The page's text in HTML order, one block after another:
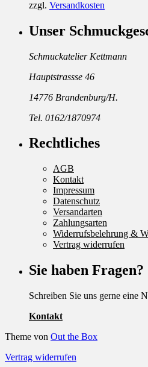
zzgl. Versandkosten
Unser
Schmuckatelier Kettmann
Hauptstrassse 46
14776 Brandenburg/H.
Tel. 0162/1870974
Rechtliches
AGB
Kontakt
Impressum
Datenschutz
Versandarten
Zahlungsarten
Widerrufsbelehrung &
Vertrag widerrufen
Sie haben Fragen?
Schreiben Sie uns gerne eine
Kontakt
Theme von Out the Box
Vertrag widerrufen